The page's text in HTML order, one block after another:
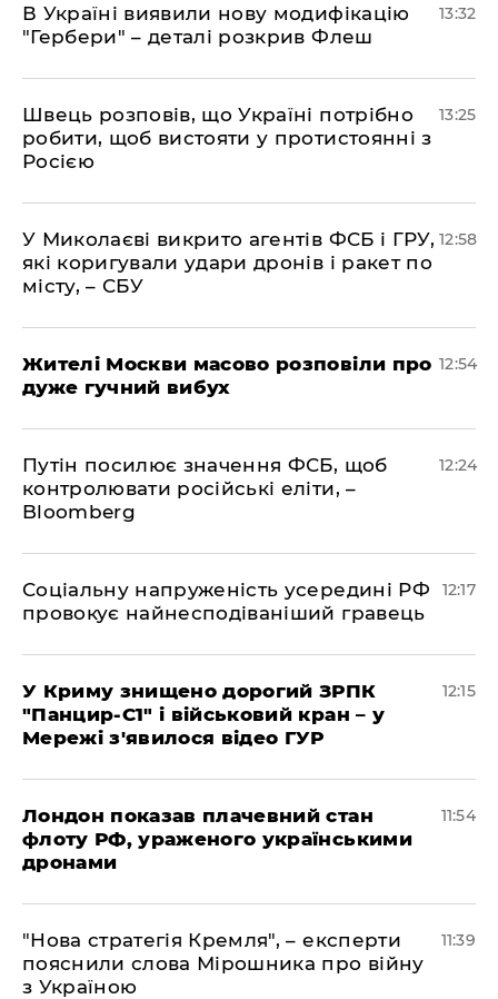
В Україні виявили нову модифікацію
"Гербери" – деталі розкрив Флеш
13:32
Швець розповів, що Україні потрібно
робити, щоб вистояти у протистоянні з
Росією
13:25
У Миколаєві викрито агентів ФСБ і ГРУ,
які коригували удари дронів і ракет по
місту, – СБУ
12:58
Жителі Москви масово розповіли про
дуже гучний вибух
12:54
Путін посилює значення ФСБ, щоб
контролювати російські еліти, –
Bloomberg
12:24
Соціальну напруженість усередині РФ
провокує найнесподіваніший гравець
12:17
У Криму знищено дорогий ЗРПК
"Панцир-С1" і військовий кран – у
Мережі з'явилося відео ГУР
12:15
Лондон показав плачевний стан
флоту РФ, ураженого українськими
дронами
11:54
"Нова стратегія Кремля", – експерти
пояснили слова Мірошника про війну
з Україною
11:39